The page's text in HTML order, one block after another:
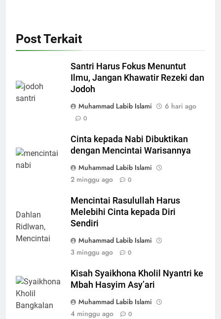
Post Terkait
Santri Harus Fokus Menuntut
Ilmu, Jangan Khawatir Rezeki dan
Jodoh
Muhammad Labib Islami
6 hari ago
0
Cinta kepada Nabi Dibuktikan
dengan Mencintai Warisannya
Muhammad Labib Islami
2 minggu ago
0
Mencintai Rasulullah Harus
Melebihi Cinta kepada Diri
Sendiri
Muhammad Labib Islami
3 minggu ago
0
Kisah Syaikhona Kholil Nyantri ke
Mbah Hasyim Asy’ari
Muhammad Labib Islami
4 minggu ago
0